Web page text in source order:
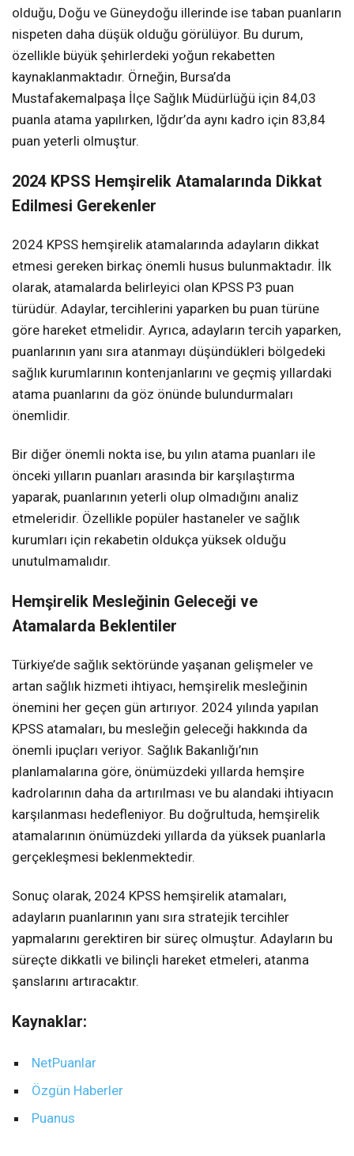
olduğu, Doğu ve Güneydoğu illerinde ise taban puanların
nispeten daha düşük olduğu görülüyor. Bu durum,
özellikle büyük şehirlerdeki yoğun rekabetten
kaynaklanmaktadır. Örneğin, Bursa’da
Mustafakemalpaşa İlçe Sağlık Müdürlüğü için 84,03
puanla atama yapılırken, Iğdır’da aynı kadro için 83,84
puan yeterli olmuştur.
2024 KPSS Hemşirelik Atamalarında Dikkat
Edilmesi Gerekenler
2024 KPSS hemşirelik atamalarında adayların dikkat
etmesi gereken birkaç önemli husus bulunmaktadır. İlk
olarak, atamalarda belirleyici olan KPSS P3 puan
türüdür. Adaylar, tercihlerini yaparken bu puan türüne
göre hareket etmelidir. Ayrıca, adayların tercih yaparken,
puanlarının yanı sıra atanmayı düşündükleri bölgedeki
sağlık kurumlarının kontenjanlarını ve geçmiş yıllardaki
atama puanlarını da göz önünde bulundurmaları
önemlidir.
Bir diğer önemli nokta ise, bu yılın atama puanları ile
önceki yılların puanları arasında bir karşılaştırma
yaparak, puanlarının yeterli olup olmadığını analiz
etmeleridir. Özellikle popüler hastaneler ve sağlık
kurumları için rekabetin oldukça yüksek olduğu
unutulmamalıdır.
Hemşirelik Mesleğinin Geleceği ve
Atamalarda Beklentiler
Türkiye’de sağlık sektöründe yaşanan gelişmeler ve
artan sağlık hizmeti ihtiyacı, hemşirelik mesleğinin
önemini her geçen gün artırıyor. 2024 yılında yapılan
KPSS atamaları, bu mesleğin geleceği hakkında da
önemli ipuçları veriyor. Sağlık Bakanlığı’nın
planlamalarına göre, önümüzdeki yıllarda hemşire
kadrolarının daha da artırılması ve bu alandaki ihtiyacın
karşılanması hedefleniyor. Bu doğrultuda, hemşirelik
atamalarının önümüzdeki yıllarda da yüksek puanlarla
gerçekleşmesi beklenmektedir.
Sonuç olarak, 2024 KPSS hemşirelik atamaları,
adayların puanlarının yanı sıra stratejik tercihler
yapmalarını gerektiren bir süreç olmuştur. Adayların bu
süreçte dikkatli ve bilinçli hareket etmeleri, atanma
şanslarını artıracaktır.
Kaynaklar:
NetPuanlar
Özgün Haberler
Puanus